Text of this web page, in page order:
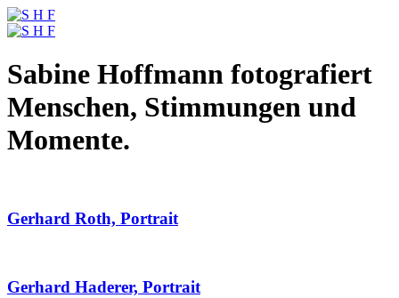
Sabine Hoffmann fotografiert
Menschen, Stimmungen und
Momente.
Gerhard Roth, Portrait
Gerhard Haderer, Portrait